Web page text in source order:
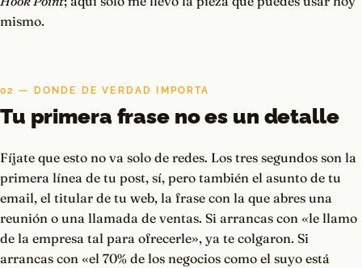
mismo.
02 — DONDE DE VERDAD IMPORTA
Tu primera frase no es un detalle
Fíjate que esto no va solo de redes. Los tres segundos son la
primera línea de tu post, sí, pero también el asunto de tu
email, el titular de tu web, la frase con la que abres una
reunión o una llamada de ventas. Si arrancas con «le llamo
de la empresa tal para ofrecerle», ya te colgaron. Si
arrancas con «el 70% de los negocios como el suyo está